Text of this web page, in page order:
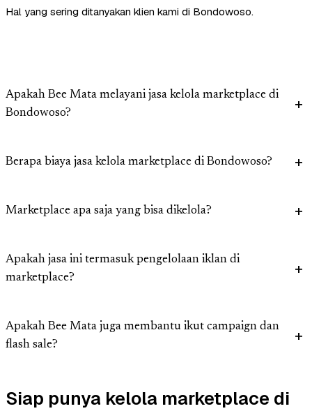
Hal yang sering ditanyakan klien kami di Bondowoso.
Apakah Bee Mata melayani jasa kelola marketplace di
Bondowoso?
Berapa biaya jasa kelola marketplace di Bondowoso?
Marketplace apa saja yang bisa dikelola?
Apakah jasa ini termasuk pengelolaan iklan di
marketplace?
Apakah Bee Mata juga membantu ikut campaign dan
flash sale?
Siap punya kelola marketplace di